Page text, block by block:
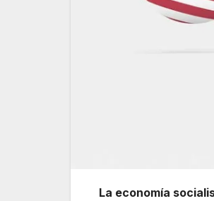
La economía